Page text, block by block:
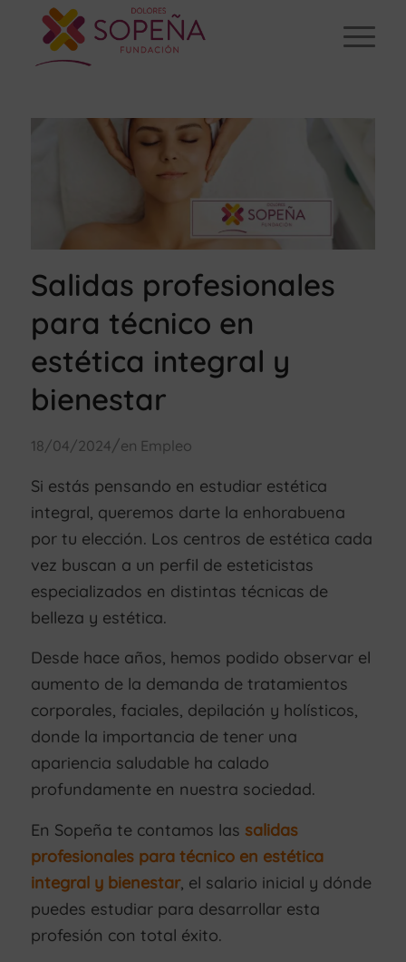
Salidas profesionales
para técnico en
estética integral y
bienestar
18/04/2024 /en Empleo
Si estás pensando en estudiar estética
integral, queremos darte la enhorabuena
por tu elección. Los centros de estética cada
vez buscan a un perfil de esteticistas
especializados en distintas técnicas de
belleza y estética.
Desde hace años, hemos podido observar el
aumento de la demanda de tratamientos
corporales, faciales, depilación y holísticos,
donde la importancia de tener una
apariencia saludable ha calado
profundamente en nuestra sociedad.
En Sopeña te contamos las salidas
profesionales para técnico en estética
integral y bienestar, el salario inicial y dónde
puedes estudiar para desarrollar esta
profesión con total éxito.